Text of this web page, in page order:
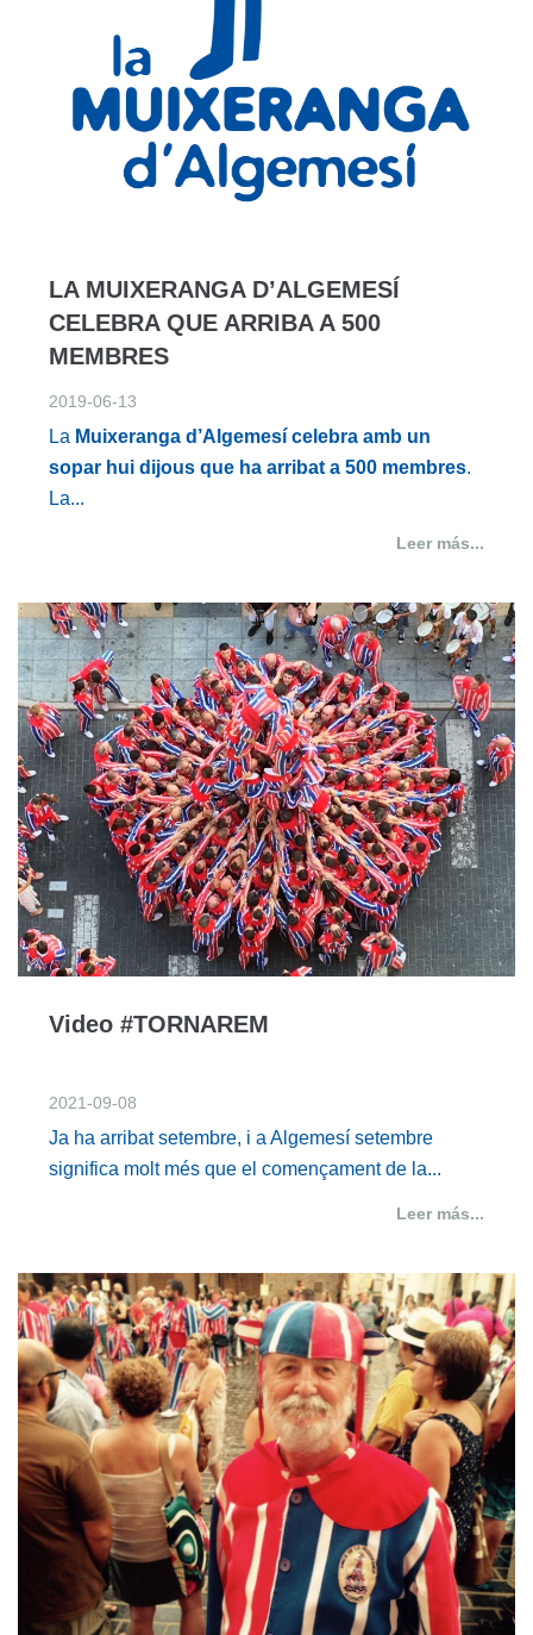
LA MUIXERANGA D’ALGEMESÍ
CELEBRA QUE ARRIBA A 500
MEMBRES
2019-06-13
La Muixeranga d’Algemesí celebra amb un
sopar hui dijous que ha arribat a 500 membres.
La...
Leer más...
Video #TORNAREM
2021-09-08
Ja ha arribat setembre, i a Algemesí setembre
significa molt més que el començament de la...
Leer más...